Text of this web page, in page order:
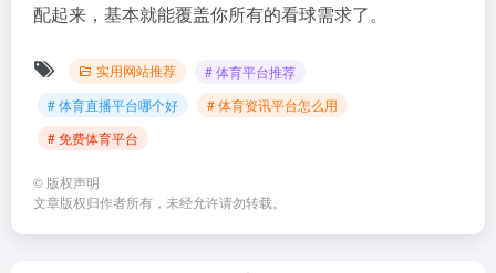
配起来，基本就能覆盖你所有的看球需求了。
实用网站推荐
# 体育平台推荐
# 体育直播平台哪个好
# 体育资讯平台怎么用
# 免费体育平台
© 版权声明
文章版权归作者所有，未经允许请勿转载。